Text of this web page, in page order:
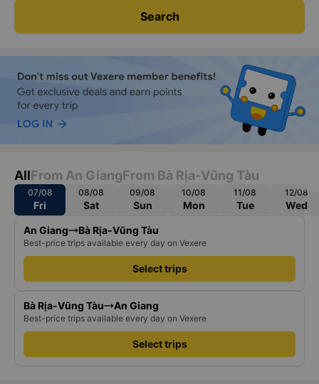
Search
AllFrom An GiangFrom Bà Rịa-Vũng Tàu
07/08
Fri
08/08
Sat
09/08
Sun
10/08
Mon
11/08
Tue
12/08
Wed
An Giang Bà Rịa-Vũng Tàu
Best-price trips available every day on Vexere
Select trips
Bà Rịa-Vũng Tàu An Giang
Best-price trips available every day on Vexere
Select trips